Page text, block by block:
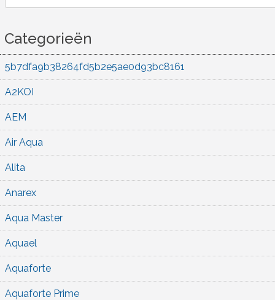
Categorieën
5b7dfa9b38264fd5b2e5ae0d93bc8161
A2KOI
AEM
Air Aqua
Alita
Anarex
Aqua Master
Aquael
Aquaforte
Aquaforte Prime